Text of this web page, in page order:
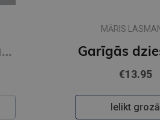
€16.95
Ielikt grozā